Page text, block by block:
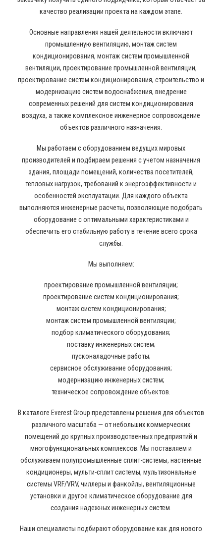
качество реализации проекта на каждом этапе.
Основные направления нашей деятельности включают
промышленную вентиляцию, монтаж систем
кондиционирования, монтаж систем промышленной
вентиляции, проектирование промышленной вентиляции,
проектирование систем кондиционирования, строительство и
модернизацию систем водоснабжения, внедрение
современных решений для систем кондиционирования
воздуха, а также комплексное инженерное сопровождение
объектов различного назначения.
Мы работаем с оборудованием ведущих мировых
производителей и подбираем решения с учетом назначения
здания, площади помещений, количества посетителей,
тепловых нагрузок, требований к энергоэффективности и
особенностей эксплуатации. Для каждого объекта
выполняются инженерные расчеты, позволяющие подобрать
оборудование с оптимальными характеристиками и
обеспечить его стабильную работу в течение всего срока
службы.
Мы выполняем:
проектирование промышленной вентиляции;
проектирование систем кондиционирования;
монтаж систем кондиционирования;
монтаж систем промышленной вентиляции;
подбор климатического оборудования;
поставку инженерных систем;
пусконаладочные работы;
сервисное обслуживание оборудования;
модернизацию инженерных систем;
техническое сопровождение объектов.
В каталоге Everest Group представлены решения для объектов
различного масштаба — от небольших коммерческих
помещений до крупных производственных предприятий и
многофункциональных комплексов. Мы поставляем и
обслуживаем полупромышленные сплит-системы, настенные
кондиционеры, мульти-сплит системы, мультизональные
системы VRF/VRV, чиллеры и фанкойлы, вентиляционные
установки и другое климатическое оборудование для
создания надежных инженерных систем.
Наши специалисты подбирают оборудование как для нового